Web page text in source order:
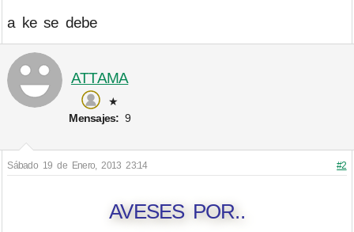
a ke se debe
ATTAMA
★
Mensajes: 9
Sábado 19 de Enero, 2013 23:14 #2
AVESES POR..